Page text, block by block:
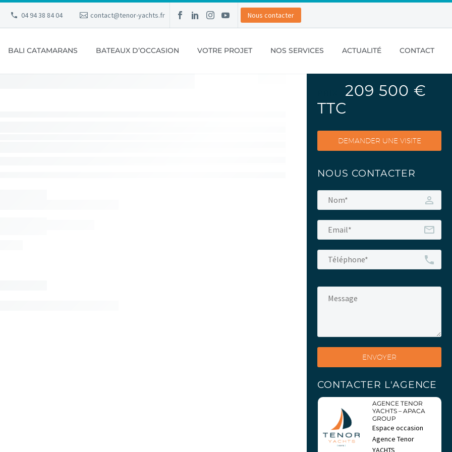
04 94 38 84 04 contact@tenor-yachts.fr Nous contacter
BALI CATAMARANS BATEAUX D’OCCASION VOTRE PROJET NOS SERVICES ACTUALITÉ CONTACT
209 500 €
TTC
DEMANDER UNE VISITE
NOUS CONTACTER
CONTACTER L'AGENCE
AGENCE TENOR
YACHTS – APACA
GROUP
Espace occasion
Agence Tenor
YACHTS